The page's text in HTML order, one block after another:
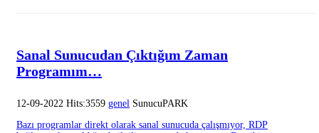
Sanal Sunucudan Çıktığım Zaman
Programım…
12-09-2022 Hits:3559 genel SunucuPARK
Bazı programlar direkt olarak sanal sunucuda çalışmıyor, RDP